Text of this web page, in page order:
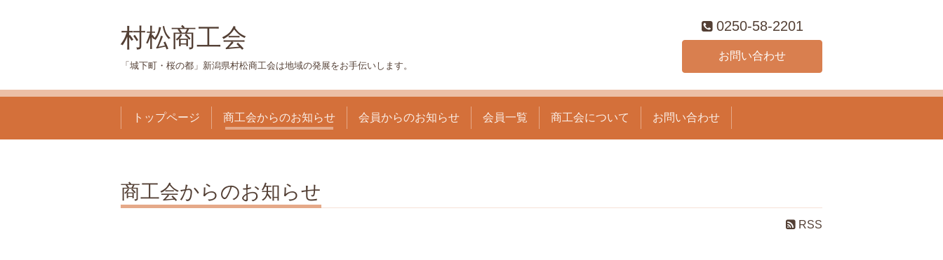
村松商工会
「城下町・桜の都」新潟県村松商工会は地域の発展をお手伝いします。
0250-58-2201
お問い合わせ
トップページ 商工会からのお知らせ 会員からのお知らせ 会員一覧 商工会について お問い合わせ
商工会からのお知らせ
RSS